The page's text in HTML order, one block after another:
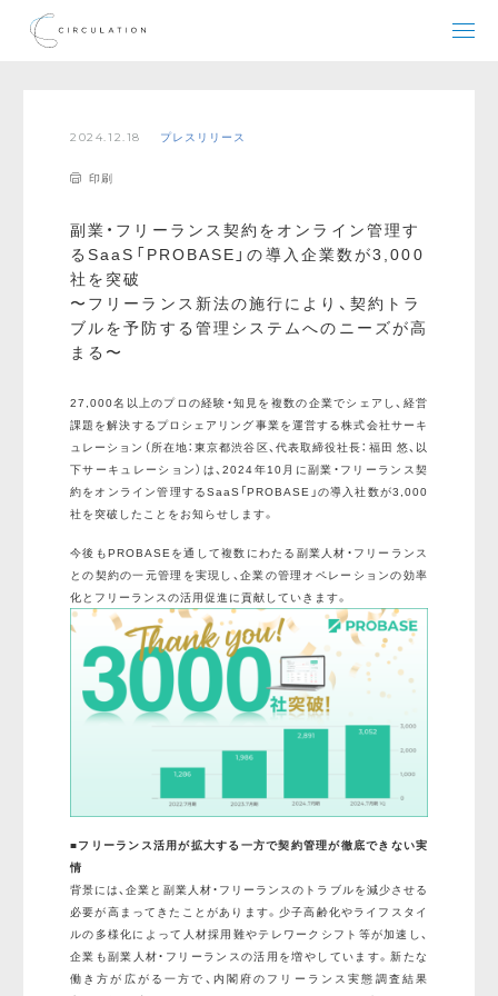
2024.12.18 プレスリリース
印刷
副業・フリーランス契約をオンライン管理す
るSaaS「PROBASE」の導入企業数が3,000
社を突破
〜フリーランス新法の施行により、契約トラ
ブルを予防する管理システムへのニーズが高
まる〜
27,000名以上のプロの経験・知見を複数の企業でシェアし、経営
課題を解決するプロシェアリング事業を運営する株式会社サーキ
ュレーション（所在地：東京都渋谷区、代表取締役社長：福田 悠、以
下サーキュレーション）は、2024年10月に副業・フリーランス契
約をオンライン管理するSaaS「PROBASE」の導入社数が3,000
社を突破したことをお知らせします。
今後もPROBASEを通して複数にわたる副業人材・フリーランス
との契約の一元管理を実現し、企業の管理オペレーションの効率
化とフリーランスの活用促進に貢献していきます。
■フリーランス活用が拡大する一方で契約管理が徹底できない実
情
背景には、企業と副業人材・フリーランスのトラブルを減少させる
必要が高まってきたことがあります。少子高齢化やライフスタイ
ルの多様化によって人材採用難やテレワークシフト等が加速し、
企業も副業人材・フリーランスの活用を増やしています。新たな
働き方が広がる一方で、内閣府のフリーランス実態調査結果